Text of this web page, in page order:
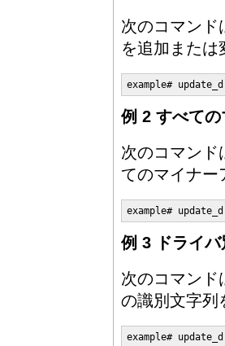
次のコマンド
を追加または
example#
例 2 すべて
次のコマン
てのマイナー
example#
例 3 ドライ
次のコマンド
の識別文字列
example#